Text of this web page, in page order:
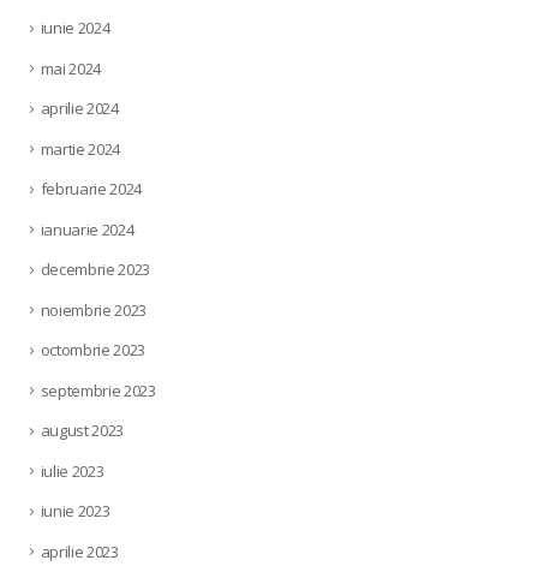
iunie 2024
mai 2024
aprilie 2024
martie 2024
februarie 2024
ianuarie 2024
decembrie 2023
noiembrie 2023
octombrie 2023
septembrie 2023
august 2023
iulie 2023
iunie 2023
aprilie 2023